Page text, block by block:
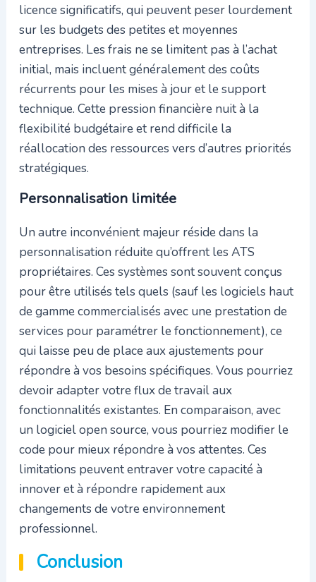
licence significatifs, qui peuvent peser lourdement
sur les budgets des petites et moyennes
entreprises. Les frais ne se limitent pas à l’achat
initial, mais incluent généralement des coûts
récurrents pour les mises à jour et le support
technique. Cette pression financière nuit à la
flexibilité budgétaire et rend difficile la
réallocation des ressources vers d’autres priorités
stratégiques.
Personnalisation limitée
Un autre inconvénient majeur réside dans la
personnalisation réduite qu’offrent les ATS
propriétaires. Ces systèmes sont souvent conçus
pour être utilisés tels quels (sauf les logiciels haut
de gamme commercialisés avec une prestation de
services pour paramétrer le fonctionnement), ce
qui laisse peu de place aux ajustements pour
répondre à vos besoins spécifiques. Vous pourriez
devoir adapter votre flux de travail aux
fonctionnalités existantes. En comparaison, avec
un logiciel open source, vous pourriez modifier le
code pour mieux répondre à vos attentes. Ces
limitations peuvent entraver votre capacité à
innover et à répondre rapidement aux
changements de votre environnement
professionnel.
Conclusion